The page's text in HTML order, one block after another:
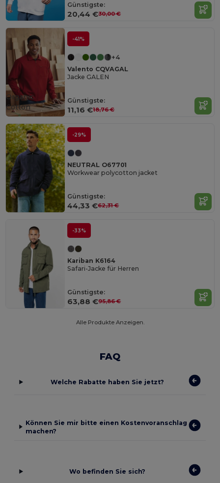
Günstigste:
20,44 €30,00 €
-41%
+4
Valento CQVAGAL
Jacke GALEN
Günstigste:
11,16 €18,76 €
Organic
Cotton
-29%
NEUTRAL O67701
Workwear polycotton jacket
Günstigste:
44,33 €62,31 €
-33%
Kariban K6164
Safari-Jacke für Herren
Günstigste:
63,88 €95,86 €
Alle Produkte Anzeigen.
FAQ
Welche Rabatte haben Sie jetzt?
Können Sie mir bitte einen Kostenvoranschlag
machen?
Wo befinden Sie sich?